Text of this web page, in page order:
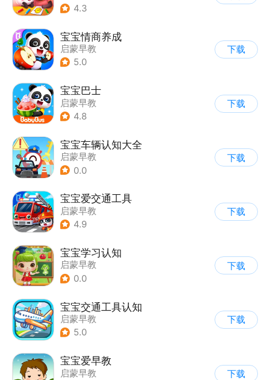
4.3
宝宝情商养成
启蒙早教
5.0
下载
宝宝巴士
启蒙早教
| 儿童益智游戏
4.8
下载
宝宝车辆认知大全
启蒙早教
0.0
下载
宝宝爱交通工具
启蒙早教
4.9
下载
宝宝学习认知
启蒙早教
0.0
下载
宝宝交通工具认知
启蒙早教
5.0
下载
宝宝爱早教
启蒙早教
下载